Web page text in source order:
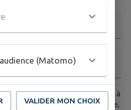
ce formulaire seront transmises à
compétent habilité par la mairie,
(Matomo)
VALIDER MON CHOIX